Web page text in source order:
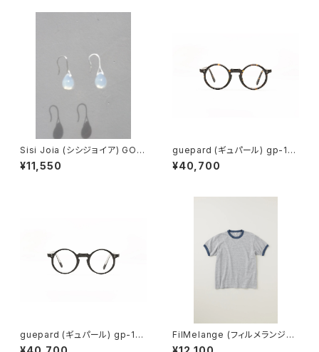
Sisi Joia (シシジョイア) GOT
A Mini earrings (Opaline w
hite)
¥11,550
guepard (ギュパール) gp-11
ecaille (clear lens) メガネ
¥40,700
guepard (ギュパール) gp-11
noir cristal (clear lens) メガ
FilMelange (フィルメランジェ)
EMMA / エマ VINTAGE TENJ